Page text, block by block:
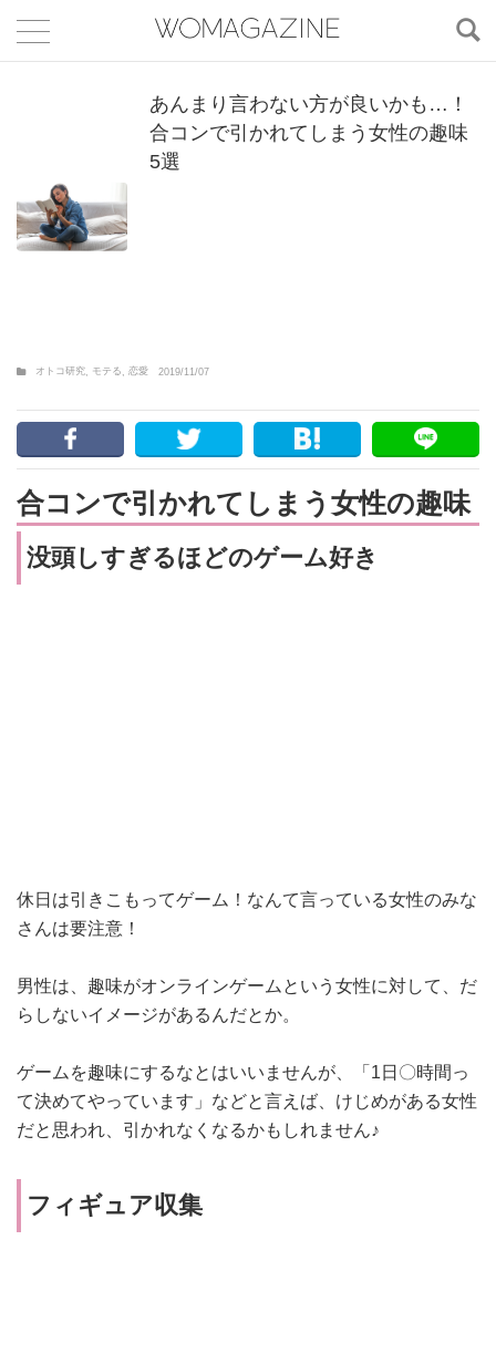
あんまり言わない方が良いかも…！
合コンで引かれてしまう女性の趣味
5選
オトコ研究, モテる , 恋愛 2019/11/07
合コンで引かれてしまう女性の趣味
没頭しすぎるほどのゲーム好き
休日は引きこもってゲーム！なんて言っている女性のみな
さんは要注意！
男性は、趣味がオンラインゲームという女性に対して、だ
らしないイメージがあるんだとか。
ゲームを趣味にするなとはいいませんが、「1日〇時間っ
て決めてやっています」などと言えば、けじめがある女性
だと思われ、引かれなくなるかもしれません♪
フィギュア収集